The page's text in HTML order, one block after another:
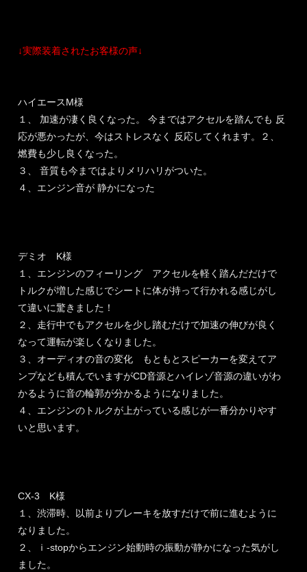
↓実際装着されたお客様の声↓
ハイエースM様
１、 加速が凄く良くなった。 今まではアクセルを踏んでも 反
応が悪かったが、今はストレスなく 反応してくれます。２、
燃費も少し良くなった。
３、 音質も今まではよりメリハリがついた。
４、エンジン音が 静かになった
デミオ K様
１、エンジンのフィーリング アクセルを軽く踏んだだけで
トルクが増した感じでシートに体が持って行かれる感じがし
て違いに驚きました！
２、走行中でもアクセルを少し踏むだけで加速の伸びが良く
なって運転が楽しくなりました。
３、オーディオの音の変化 もともとスピーカーを変えてア
ンプなども積んでいますがCD音源とハイレゾ音源の違いがわ
かるように音の輪郭が分かるようになりました。
４、エンジンのトルクが上がっている感じが一番分かりやす
いと思います。
CX-3 K様
１、渋滞時、以前よりブレーキを放すだけで前に進むように
なりました。
２、ｉ-stopからエンジン始動時の振動が静かになった気がし
ました。